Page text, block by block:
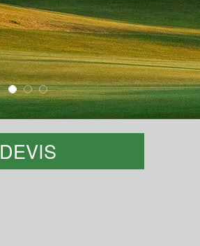
DEVIS